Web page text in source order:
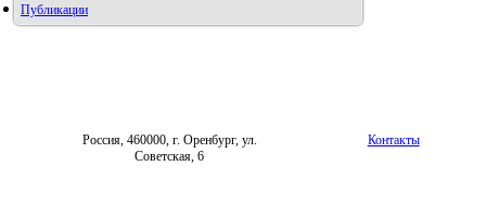
Публикации
Россия, 460000, г. Оренбург, ул.
Советская, 6
Контакты